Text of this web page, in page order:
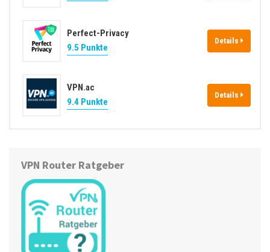
Perfect-Privacy
9.5 Punkte
Details
VPN.ac
9.4 Punkte
Details
VPN Router Ratgeber